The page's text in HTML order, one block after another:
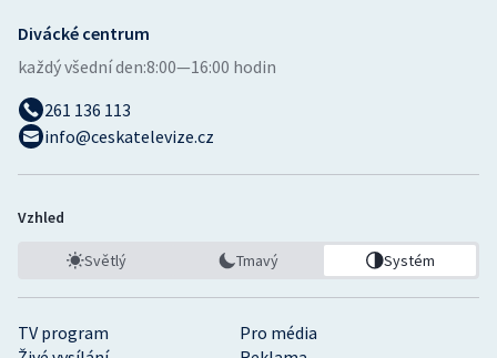
TV program
Pro média
Divácké centrum
každý všední den:8:00—16:00 hodin
261 136 113
info@ceskatelevize.cz
Vzhled
Světlý Tmavý Systém